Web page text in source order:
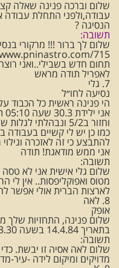
שלום וברכה פנינה שאלה
עבודה,ולפני התחלת עבודה
הנסיגה ?
תשובה:
לאפריל תודה מראש
7. גלי
נסיעה לחו״ל
הי פנינה ראשית כל הכבוד
וחזור ב5/2
כמו כן יש לי קשיים
להתבצע כי זה לאזכרה
אני ממש מודאגת! תודה
תשובה:
שלום גלי אישית אני לא
מטוס ואפוקליפסות.. אין לי
לארצות הברית אולי אפשר
8. לאה
אופק
שלום פנינה, התחזיות שלך
בתאריך 14.4.84 בשעה 23.30 באסיה. מהו האופק שלי? תודה
תשובה:
שלום לאה אסיה זו יבשת.
מדויקים ומיקום לידה -עיר-